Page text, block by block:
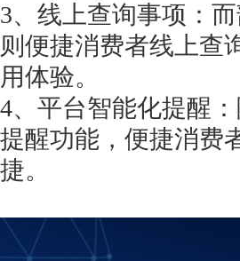
3、线上查询事项：
则便捷消费者线上查
用体验。
4、平台智能化提醒
提醒功能，便捷消费
捷。